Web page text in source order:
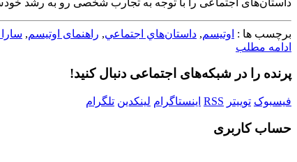
برچسب ها : اوتیسم, داستان‌هاي اجتماعي, راهنمای اوتیسم,
ادامه مطلب
پرنده را در شبکه‌های اجتماعی دنبال کنید!
فیسبوک توییتر RSS اینستاگرام لینکدین تلگرام
حساب کاربری